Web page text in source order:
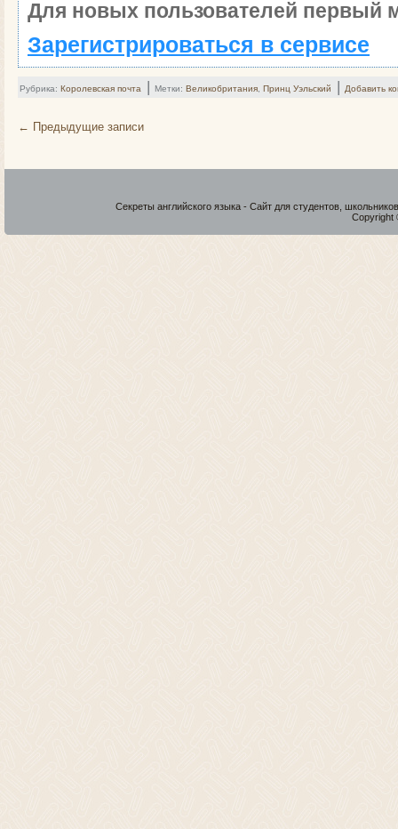
Для новых пользователей первый
Зарегистрироваться в сервисе
Рубрика: Королевская почта | Метки: Великобритания Принц Уэльский | Добавить
← Предыдущие записи
Секреты английского языка - Сайт для студентов,
Copyright